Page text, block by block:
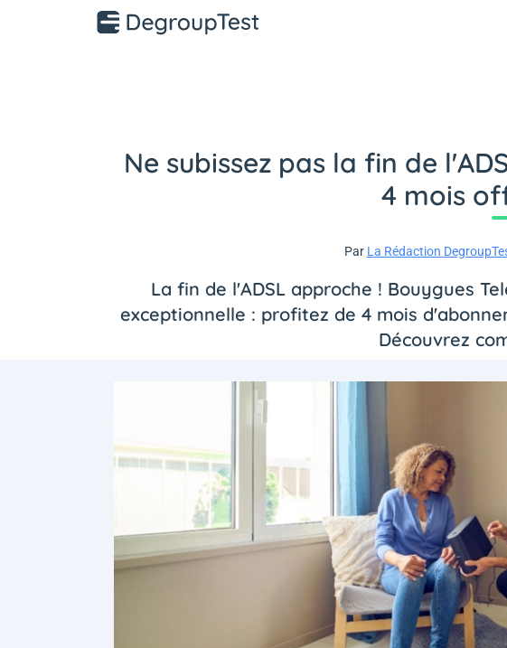
Ne subissez pas la fin de
4 mois
Par La Rédaction
La fin de l'ADSL approche ! Bouygues
exceptionnelle : profitez de 4 mois
Découvrez